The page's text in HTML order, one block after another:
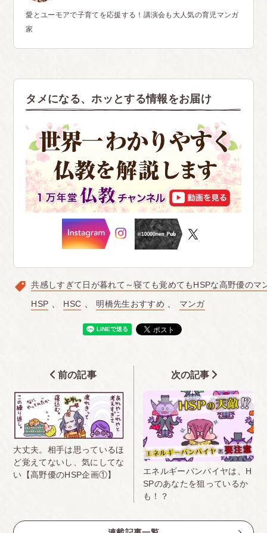
愛とユーモアで子育てを応援する！講演会も大人気の育児マンガ
家
タメになる、ホッとする情報をお届け
共感しすぎて日が暮れて～寝ても覚めてもHSPな高野優のマ
HSP
HSC 明橋先生おすすめ マンガ
前の記事
大丈夫。相手は思っているほ
ど覚えてないし、気にしてな
い【高野優のHSP企画①】
エネルギーバンパイヤは、H
SPのあなたを狙っているか
も！？
次の記事